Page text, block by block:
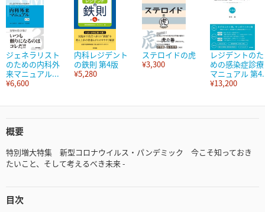
ジェネラリスト
のための内科外
来マニュアル...
¥6,600
内科レジデント
の鉄則 第4版
¥5,280
ステロイドの虎
¥3,300
レジデントのた
めの感染症診療
マニュアル 第
¥13,200
概要
特別増大特集 新型コロナウイルス・パンデミック 今こそ知っておき
たいこと、そして考えるべき未来 -
目次